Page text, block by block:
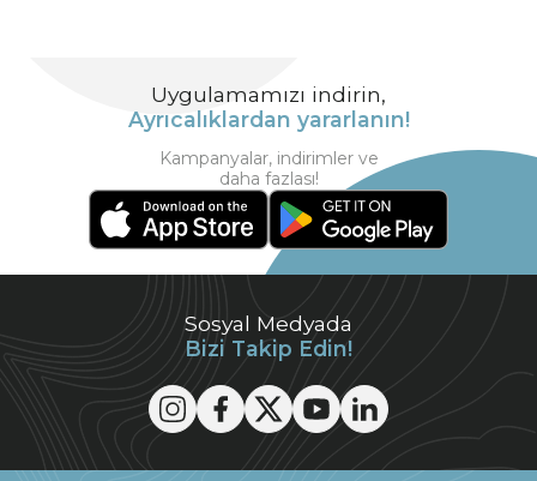
Sosyal Medyada
Bizi Takip Edin!
Uygulamamızı indirin,
Ayrıcalıklardan yararlanın!
Kampanyalar, indirimler ve
daha fazlası!